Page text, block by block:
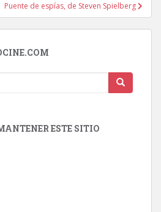
Puente de espías, de Steven Spielberg
ESTE SITIO